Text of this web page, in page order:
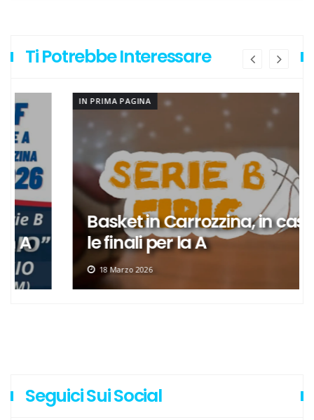
Ti Potrebbe Interessare
IN PRIMA PAGINA
Basket in Carrozzina, in casa
le finali per la A
18 Marzo 2026
Seguici Sui Social